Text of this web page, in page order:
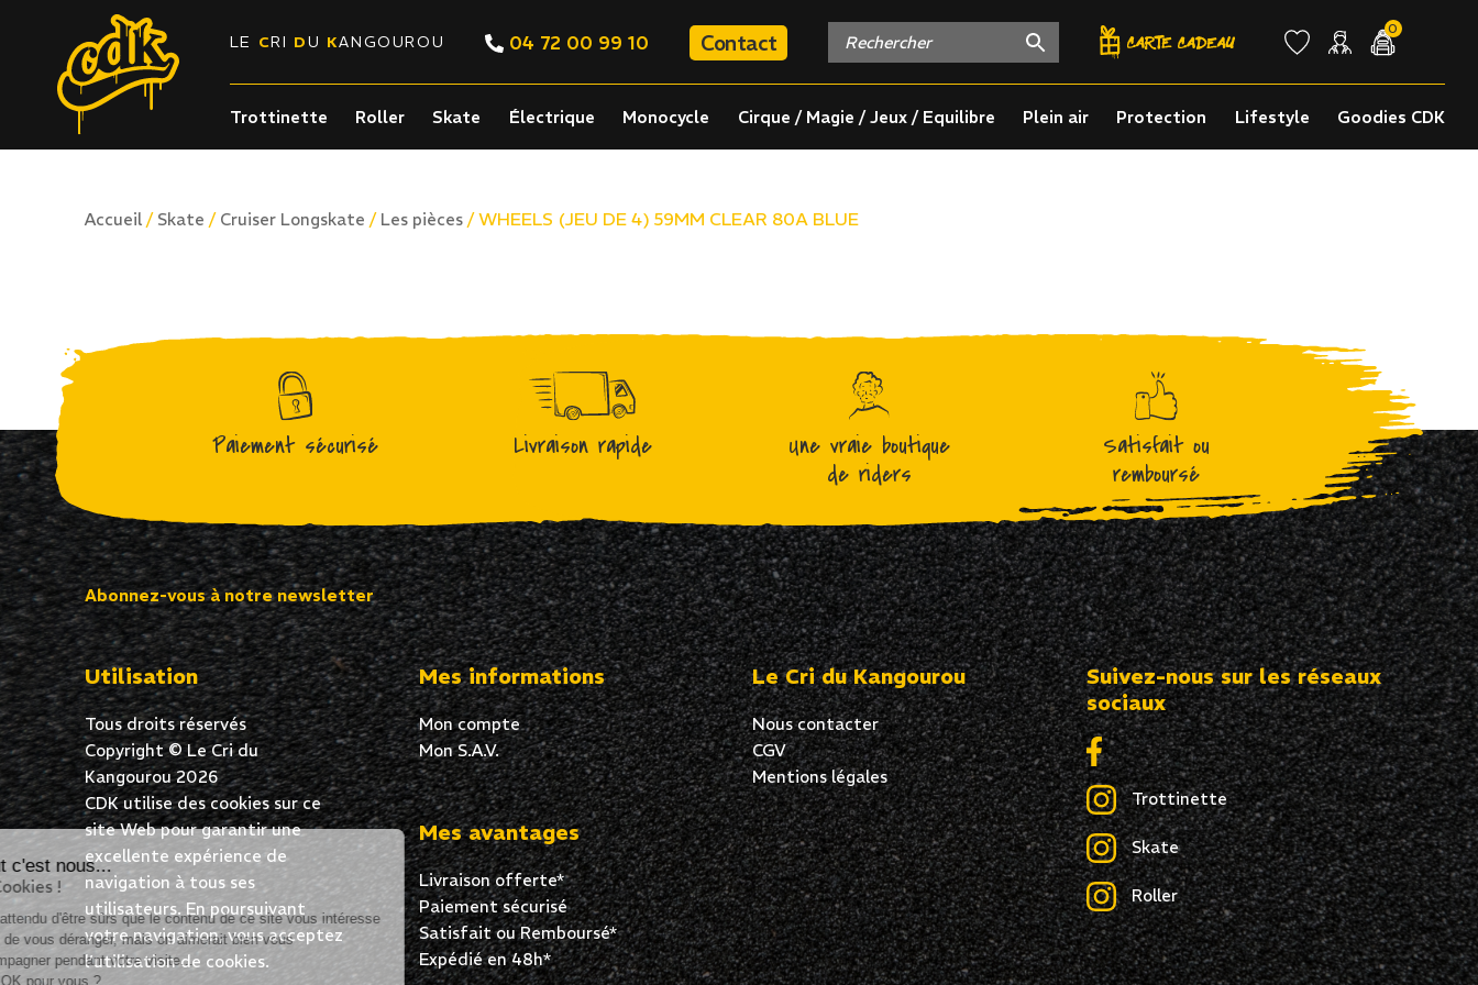
Salut c'est nous...
les Cookies !
On a attendu d'être sûrs que le contenu de ce site vous intéresse
avant de vous déranger, mais on aimerait bien vous
accompagner pendant votre visite...
C'est OK pour vous ?
LE CRI DU KANGOUROU 04 72 00 99 10 Contact
0
Trottinette Roller Skate Électrique Monocycle Cirque / Magie / Jeux / Equilibre Plein air Protection Lifestyle Goodies CDK
Accueil / Skate / Cruiser Longskate / Les pièces / WHEELS (JEU DE 4) 59MM CLEAR 80A BLUE
Paiement sécurisé Livraison rapide
Une vraie boutique
de riders
Satisfait ou
remboursé
Abonnez-vous à notre newsletter
Utilisation
Tous droits réservés
Copyright © Le Cri du
Kangourou 2026
CDK utilise des cookies sur ce
site Web pour garantir une
excellente expérience de
navigation à tous ses
utilisateurs. En poursuivant
votre navigation, vous acceptez
l’utilisation de cookies.
Mes informations
Mon compte
Mon S.A.V.
Mes avantages
Livraison offerte*
Paiement sécurisé
Satisfait ou Remboursé*
Expédié en 48h*
Le Cri du Kangourou
Nous contacter
CGV
Mentions légales
Suivez-nous sur les réseaux
sociaux
Trottinette
Skate
Roller